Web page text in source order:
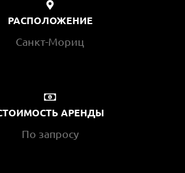
РАСПОЛОЖЕНИЕ
Санкт-Мориц
АРЕНДЫ
По запросу